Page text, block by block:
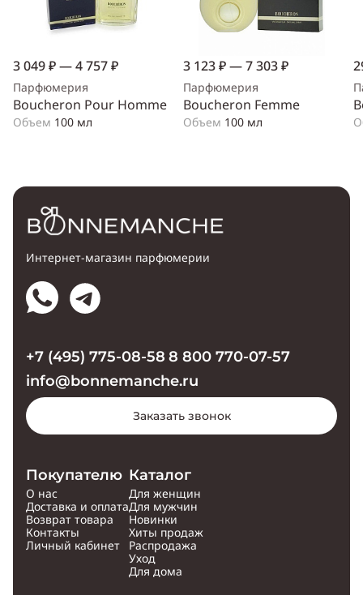
3 049 ₽ — 4 757 ₽
Парфюмерия
Boucheron Pour Homme
Объем 100 мл
3 123 ₽ — 7 303 ₽
Парфюмерия
Boucheron Femme
Объем 100 мл
Интернет-магазин парфюмерии
Покупателю
О нас
Доставка и оплата
Возврат товара
Контакты
Личный кабинет
Каталог
Для женщин
Для мужчин
Новинки
Хиты продаж
Распродажа
Уход
Для дома
+7 (495) 775-08-58 8 800 770-07-57
info@bonnemanche.ru
Заказать звонок